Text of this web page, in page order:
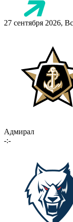
27 сентября 2026,
Адмирал
-:-